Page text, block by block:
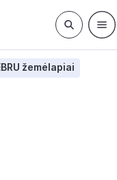
žemėlapiai